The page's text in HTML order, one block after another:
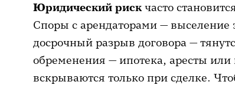
Юридический рискчасто
Споры с арендаторами — выселение
досрочный разрыв договора —
обременения — ипотека, аресты или
вскрываются только при сделке.